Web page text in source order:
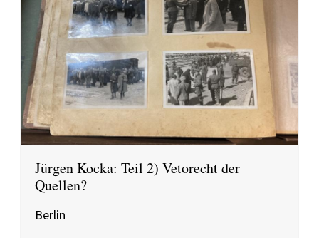
Jürgen Kocka: Teil 2) Vetorecht der
Quellen?
Berlin